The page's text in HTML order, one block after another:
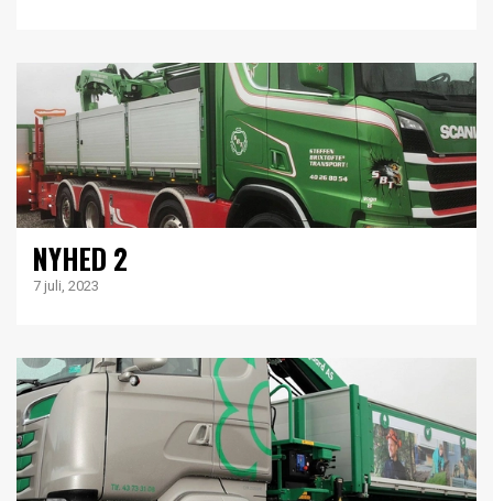
NYHED 2
7 juli, 2023